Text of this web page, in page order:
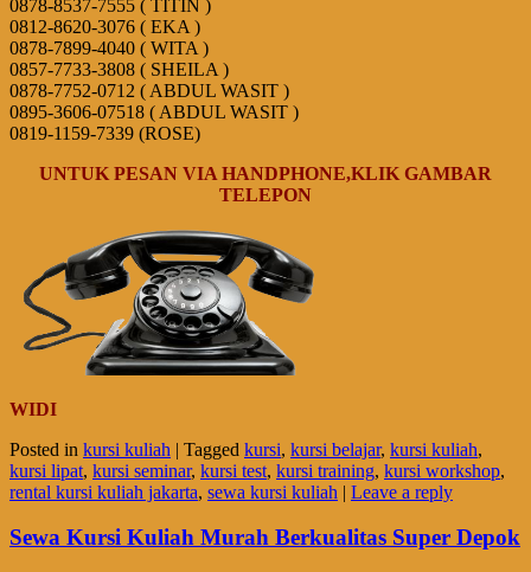
0878-8537-7555 ( TITIN )
0812-8620-3076 ( EKA )
0878-7899-4040 ( WITA )
0857-7733-3808 ( SHEILA )
0878-7752-0712 ( ABDUL WASIT )
0895-3606-07518 ( ABDUL WASIT )
0819-1159-7339 (ROSE)
UNTUK PESAN VIA HANDPHONE,KLIK GAMBAR
TELEPON
WIDI
Posted in kursi kuliah | Tagged kursi, kursi belajar, kursi kuliah,
kursi lipat, kursi seminar, kursi test, kursi training, kursi workshop,
rental kursi kuliah jakarta, sewa kursi kuliah | Leave a reply
Sewa Kursi Kuliah Murah Berkualitas Super Depok